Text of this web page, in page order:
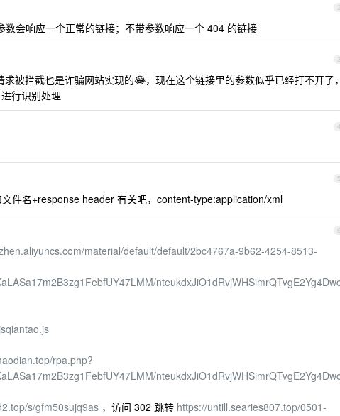
2
会响应一个正常的链接；不带参数响应一个 404 的链接
3
被拦截也是诈骗网站实现的😂，现在这个链接里的参数似乎已经打不开了，
行识别处理
4
5
件名+response header 有关吧，content-type:application/xml
6
material/default/default/2bc4767a-9b62-4254-8513-
rpa.php?
s/gfm50sujq9as ，访问 302 跳转 https://untill.searies807.top/0501-